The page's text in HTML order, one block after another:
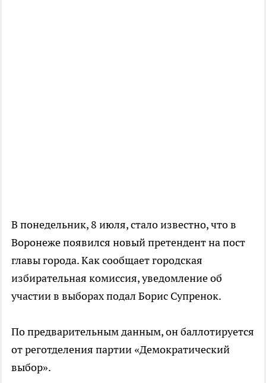
В понедельник, 8 июля, стало известно, что в
Воронеже появился новый претендент на пост
главы города. Как сообщает городская
избирательная комиссия, уведомление об
участии в выборах подал Борис Супренок.
По предварительным данным, он баллотируется
от реготделения партии «Демократический
выбор».